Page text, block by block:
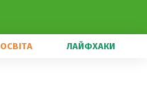
ОСВІТА ЛАЙФХАКИ